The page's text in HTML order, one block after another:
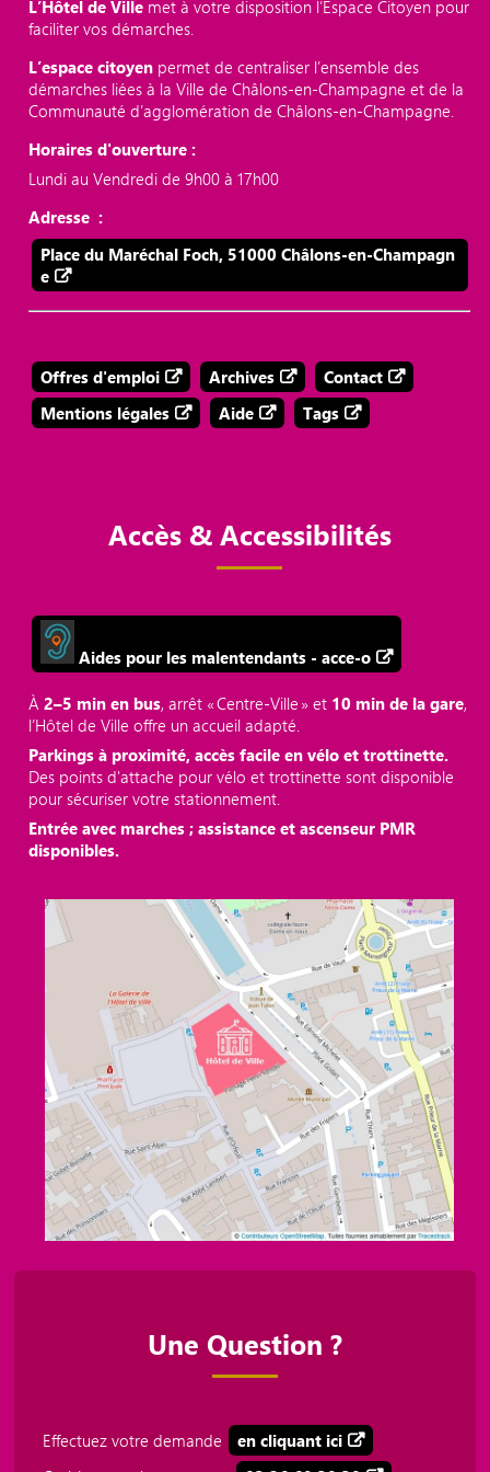
L’Hôtel de Ville met à votre disposition l’Espace Citoyen pour
faciliter vos démarches.
L’espace citoyen permet de centraliser l’ensemble des
démarches liées à la Ville de Châlons-en-Champagne et de la
Communauté d’agglomération de Châlons-en-Champagne.
Horaires d'ouverture :
Lundi au Vendredi de 9h00 à 17h00
Adresse :
Place du Maréchal Foch, 51000 Châlons-en-Champagn
e
Offres d'emploi Archives
Contact
Mentions légales
Aide Tags
Accès & Accessibilités
Aides pour les malentendants - acce-o
À2–5 min en bus, arrêt « Centre‑Ville » et 10 min de la gare,
l’Hôtel de Ville offre un accueil adapté.
Parkings à proximité, accès facile en vélo et trottinette.
Des points d'attache pour vélo et trottinette sont disponible
pour sécuriser votre stationnement.
Entrée avec marches ; assistance et ascenseur PMR
disponibles.
Une Question ?
Effectuez votre demande
en cliquant ici